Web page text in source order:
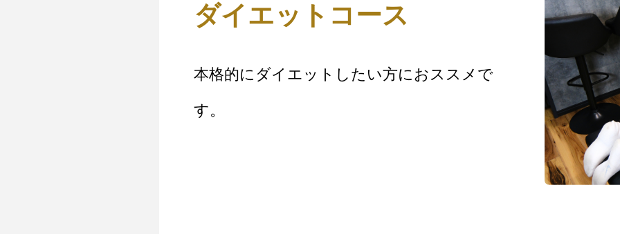
ダイエットコース
本格的にダイエットしたい方におススメで
す。